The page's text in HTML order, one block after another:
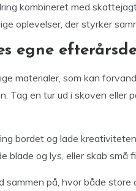
kombineret med
oplevelser, der styrker
egne
materialer, som kan
Tag en tur ud i skoven eller
bordet og lade
blade og lys, eller skab små
på, hvor både store